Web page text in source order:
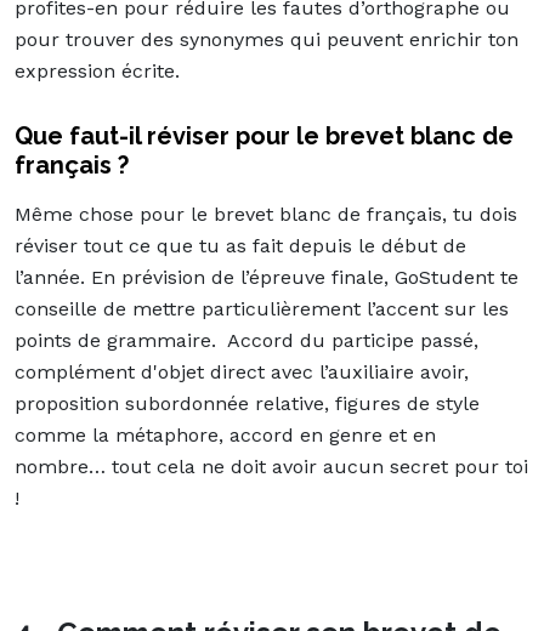
profites-en pour réduire les fautes d’orthographe ou
pour trouver des synonymes qui peuvent enrichir ton
expression écrite.
Que faut-il réviser pour le brevet blanc de
français ?
Même chose pour le brevet blanc de français, tu dois
réviser tout ce que tu as fait depuis le début de
l’année. En prévision de l’épreuve finale, GoStudent te
conseille de mettre particulièrement l’accent sur les
points de grammaire. Accord du participe passé,
complément d'objet direct avec l’auxiliaire avoir,
proposition subordonnée relative, figures de style
comme la métaphore, accord en genre et en
nombre… tout cela ne doit avoir aucun secret pour toi
!